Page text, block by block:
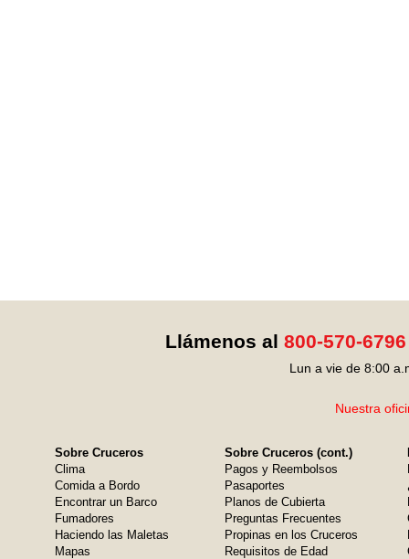
Llámenos al 800-570-6796
Lun a vie de 8:00
Nuestra
Sobre Cruceros
Clima
Comida a Bordo
Encontrar un Barco
Fumadores
Haciendo las Maletas
Mapas
Sobre Cruceros (cont.)
Pagos y Reembolsos
Pasaportes
Planos de Cubierta
Preguntas Frecuentes
Propinas en los Cruceros
Requisitos de Edad